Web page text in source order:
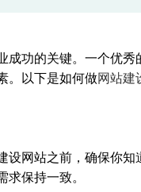
功的关键。一个优
。以下是如何做网站建
网站之前，确保你
保持一致。